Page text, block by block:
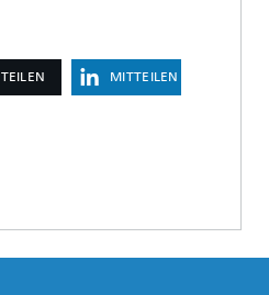
TEILEN MITTEILEN